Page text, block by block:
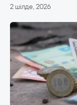
2 шілде, 2026